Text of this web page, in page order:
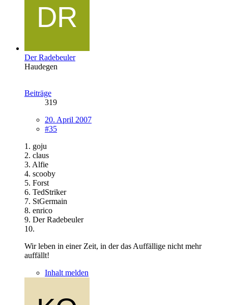
Der Radebeuler
Haudegen
Beiträge
319
20. April 2007
#35
1. goju
2. claus
3. Alfie
4. scooby
5. Forst
6. TedStriker
7. StGermain
8. enrico
9. Der Radebeuler
10.
Wir leben in einer Zeit, in der das Auffällige nicht mehr
auffällt!
Inhalt melden